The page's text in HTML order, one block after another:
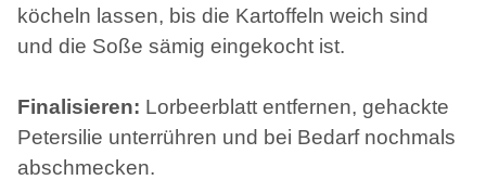
köcheln lassen, bis die Kartoffeln weich sind
und die Soße sämig eingekocht ist.
Finalisieren: Lorbeerblatt entfernen, gehackte
Petersilie unterrühren und bei Bedarf nochmals
abschmecken.